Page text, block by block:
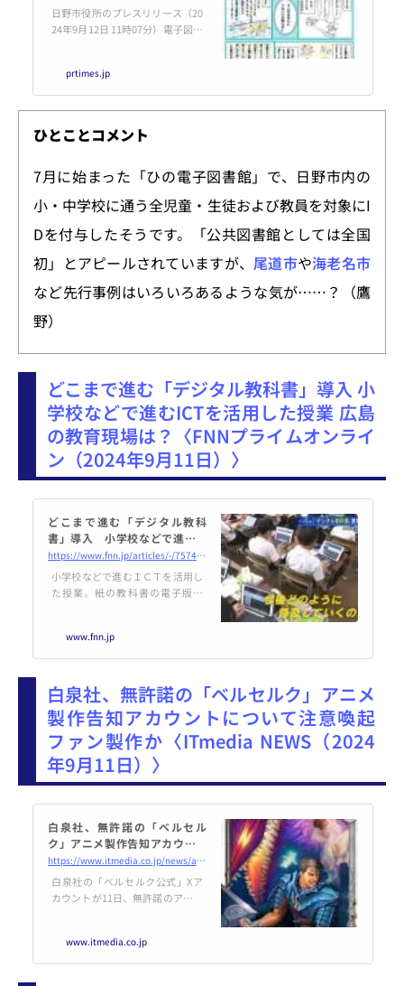
日野市役所のプレスリリース（20
24年9月12日 11時07分）電子図書
prtimes.jp
ひとことコメント
7月に始まった「ひの電子図書館」で、日野市内の
小・中学校に通う全児童・生徒および教員を対象にI
Dを付与したそうです。「公共図書館としては全国
初」とアピールされていますが、尾道市や海老名市
など先行事例はいろいろあるような気が……？（鷹
野）
どこまで進む「デジタル教科書」導入 小
学校などで進むICTを活用した授業 広島
の教育現場は？〈FNNプライムオンライ
ン（2024年9月11日）〉
どこまで進む「デジタル教科
書」導入 小学校などで進むＩ
ＣＴを活用した授業 広島の教
育現場は？｜FNNプライムオン
ライン
https://www.fnn.jp/articles/-/757407
小学校などで進むＩＣＴを活用し
た授業。紙の教科書の電子版、
【鈴木記者】「広島市安佐南区の
小学校に来ました。いまちょうど
てみると手元にはタブレットが一
人一台用意されていますね」小学
校などで進むコンピュータやイン
ターネットなどの情報通信技術
（ＩＣＴ）を活用した授業…。
【安西小学校・長倉奈美教諭】
「これが子どもたち...
www.fnn.jp
白泉社、無許諾の「ベルセルク」アニメ
製作告知アカウントについて注意喚起
ファン製作か〈ITmedia NEWS（2024
年9月11日）〉
白泉社、無許諾の「ベルセル
ク」アニメ製作告知アカウント
について注意喚起 ファン製作
か
https://www.itmedia.co.jp/news/articles/2409/11/news197.html
白泉社の「ベルセルク公式」Xア
カウントが11日、無許諾のアニメ
www.itmedia.co.jp